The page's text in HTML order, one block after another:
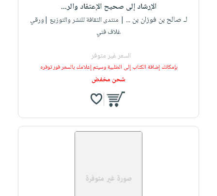
الإرشاد إلى صحيح الإعتقاد والر...
لـ صالح بن فوزان بن ... | منتدى الثقافة للنشر والتوزيع |ورقي
غلاف فني
السعر غير متوفر
بإمكانك إضافة الكتاب إلى الطلبية وسيتم إعلامك بالسعر فور توفره
شحن مخفض